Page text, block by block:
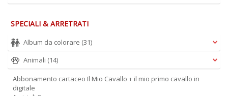
SPECIALI & ARRETRATI
Album da colorare (31)
Animali (14)
Abbonamento cartaceo Il Mio Cavallo + il mio primo cavallo in
digitale